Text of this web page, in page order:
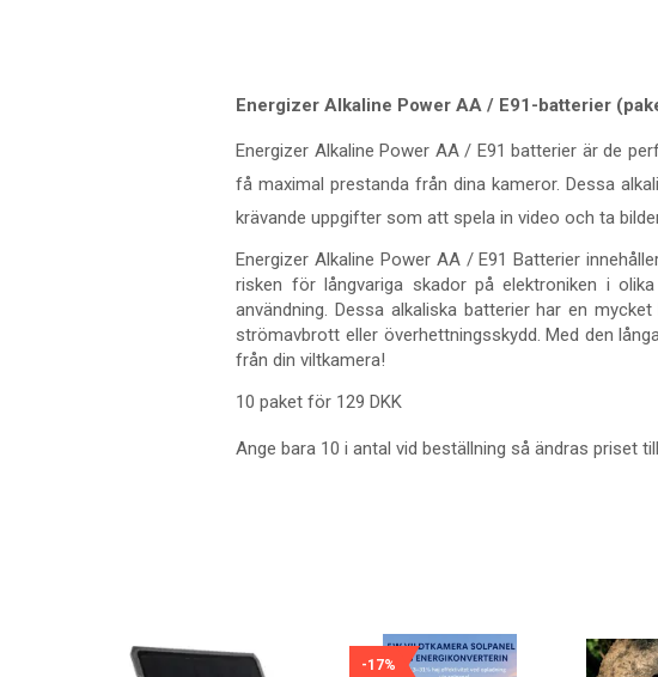
Energizer Alkaline Power AA / E91-batterier
Energizer Alkaline Power AA / E91 batterier är de
få maximal prestanda från dina kameror. Dessa
krävande uppgifter som att spela in video och ta
Energizer Alkaline Power AA / E91 Batterier
risken för långvariga skador på elektroniken i
användning. Dessa alkaliska batterier har en
strömavbrott eller överhettningsskydd. Med den
från din viltkamera!
10 paket för 129 DKK
Ange bara 10 i antal vid beställning så ändras priset
-17%